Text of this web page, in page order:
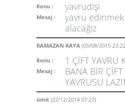
Konu :
yavrudişi
Mesaj :
yavru
alacağız
RAMAZAN KAYA (05/08/2015
Konu :
1 ÇİFT YAVRU
Mesaj :
BANA BİR
YAVRUSU
ümit (22/12/2014 07:27)